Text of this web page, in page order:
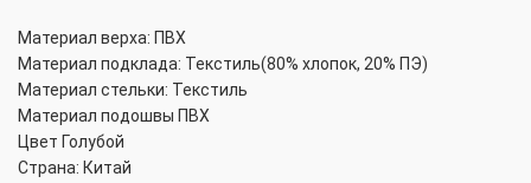
Материал верха: ПВХ
Материал подклада: Текстиль(80% хлопок, 20% ПЭ)
Материал стельки: Текстиль
Материал подошвы ПВХ
Цвет Голубой
Страна: Китай